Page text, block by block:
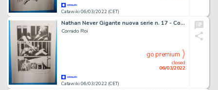
Catawiki 06/03/2022 (CET)
Nathan Never Gigante nuova serie n. 17 - Corrado Roi - Tavola Originale "I giorni della maschera" - Page volante - Exemplaire unique - (2014)
Corrado Roi
Catawiki 06/03/2022 (CET)
closed
06/03/2022
go premium